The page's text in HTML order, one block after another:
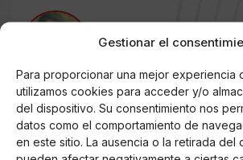
Gestionar el
Para proporcionar una mejor experiencia
utilizamos cookies para acceder y/o
del dispositivo. Su consentimiento nos
datos como el comportamiento de
en este sitio. La ausencia o la retirada del
Patricia Malagón
Noticias relacionadas
Online Casino